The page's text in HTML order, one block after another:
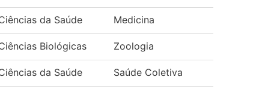
da Saúde Medicina
Biológicas Zoologia
da Saúde Saúde Coletiva